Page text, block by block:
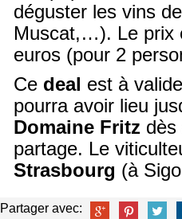
déguster les vins
Muscat,…). Le prix
euros (pour 2
Ce deal est à
pourra avoir lieu
Domaine Fritz dès
partage. Le
Strasbourg (à
Partager avec: